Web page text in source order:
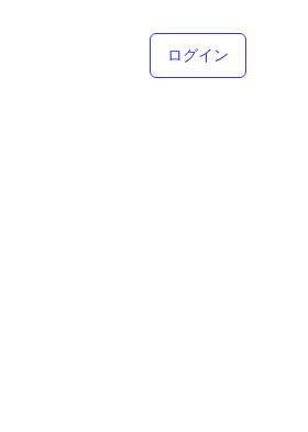
ログイン